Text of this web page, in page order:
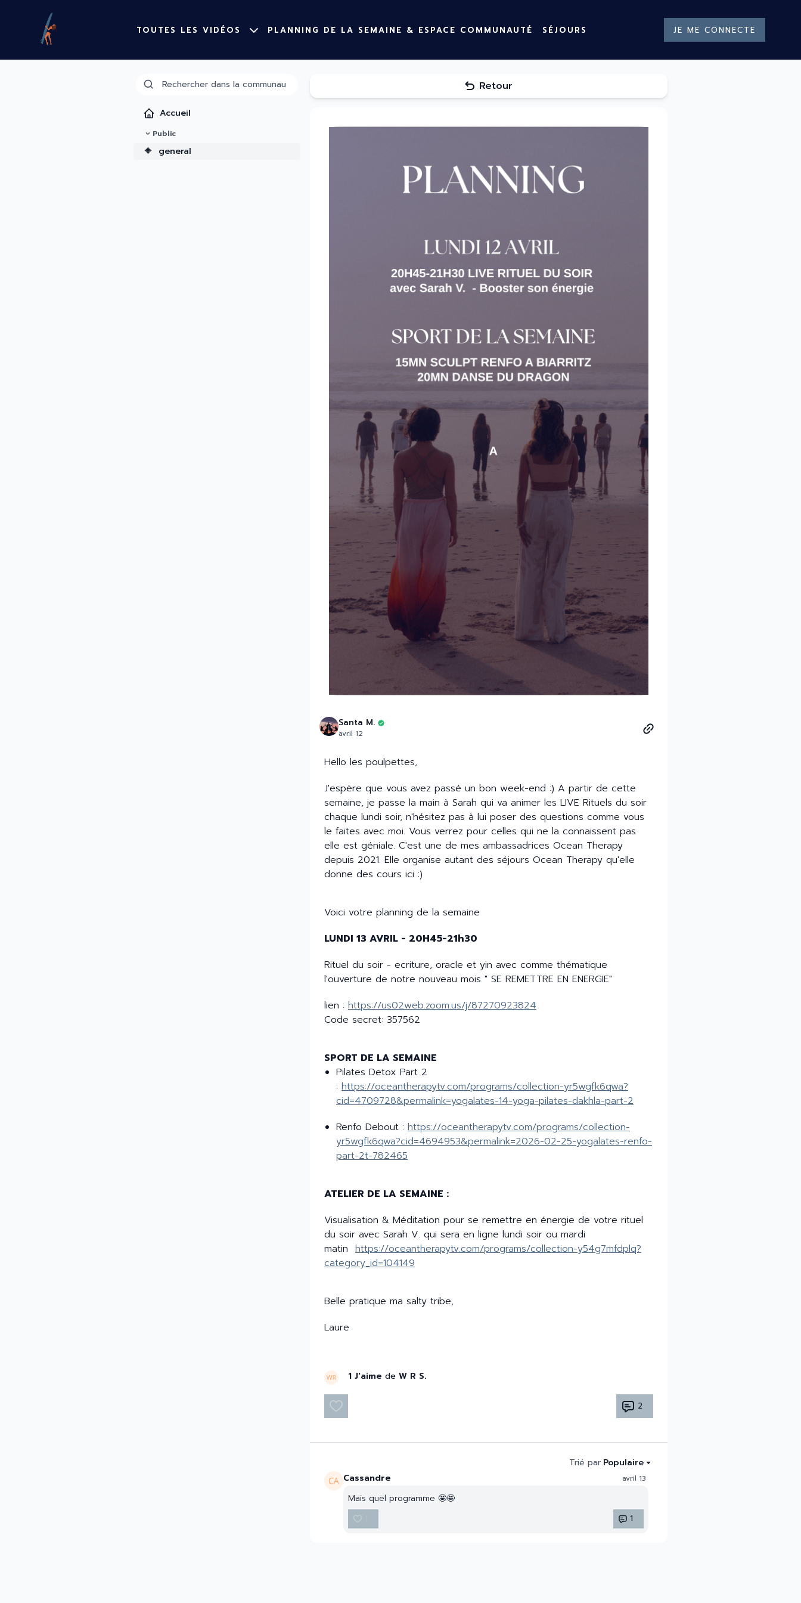
TOUTES LES VIDÉOS PLANNING DE LA SEMAINE & ESPACE COMMUNAUTÉ SÉJOURS JE ME CONNECTE
Accueil
Public
🔶 general
Retour
Santa M.
avril 12
Hello les poulpettes,
J'espère que vous avez passé un bon week-end :) A partir de cette
semaine, je passe la main à Sarah qui va animer les LIVE Rituels du soir
chaque lundi soir, n'hésitez pas à lui poser des questions comme vous
le faites avec moi. Vous verrez pour celles qui ne la connaissent pas
elle est géniale. C'est une de mes ambassadrices Ocean Therapy
depuis 2021. Elle organise autant des séjours Ocean Therapy qu'elle
donne des cours ici :)
Voici votre planning de la semaine
LUNDI 13 AVRIL - 20H45-21h30
Rituel du soir - ecriture, oracle et yin avec comme thématique
l'ouverture de notre nouveau mois " SE REMETTRE EN ENERGIE"
lien : https://us02web.zoom.us/j/87270923824
Code secret: 357562
SPORT DE LA SEMAINE
Pilates Detox Part 2
: https://oceantherapytv.com/programs/collection-yr5wgfk6qwa?
cid=4709728&permalink=yogalates-14-yoga-pilates-dakhla-part-2
Renfo Debout : https://oceantherapytv.com/programs/collection-
yr5wgfk6qwa?cid=4694953&permalink=2026-02-25-yogalates-renfo-
part-2t-782465
ATELIER DE LA SEMAINE :
Visualisation & Méditation pour se remettre en énergie de votre rituel
du soir avec Sarah V. qui sera en ligne lundi soir ou mardi
matin https://oceantherapytv.com/programs/collection-y54g7mfdplq?
category_id=104149
Belle pratique ma salty tribe,
Laure
1 J'aime de W R S.
2
Trié par Populaire
Cassandre
avril 13
Mais quel programme 🤩🤩
1